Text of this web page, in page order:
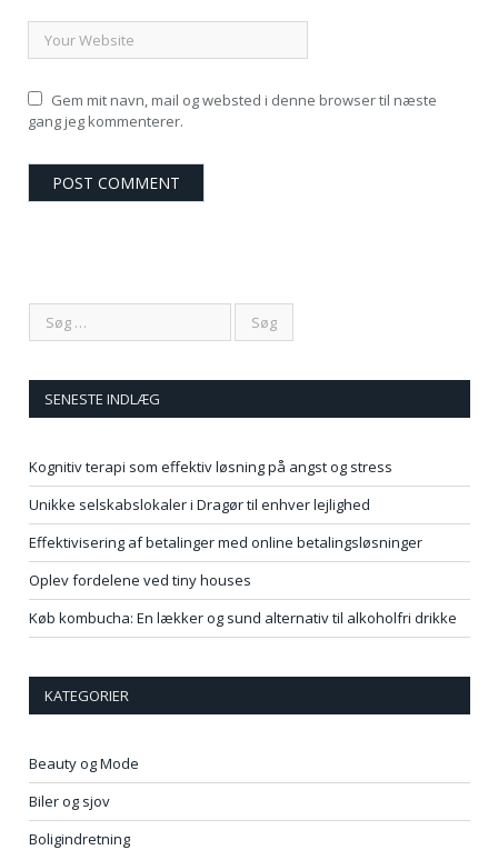
Gem mit navn, mail og websted i denne browser til næste
gang jeg kommenterer.
SENESTE INDLÆG
Kognitiv terapi som effektiv løsning på angst og stress
Unikke selskabslokaler i Dragør til enhver lejlighed
Effektivisering af betalinger med online betalingsløsninger
Oplev fordelene ved tiny houses
Køb kombucha: En lækker og sund alternativ til alkoholfri drikke
KATEGORIER
Beauty og Mode
Biler og sjov
Boligindretning